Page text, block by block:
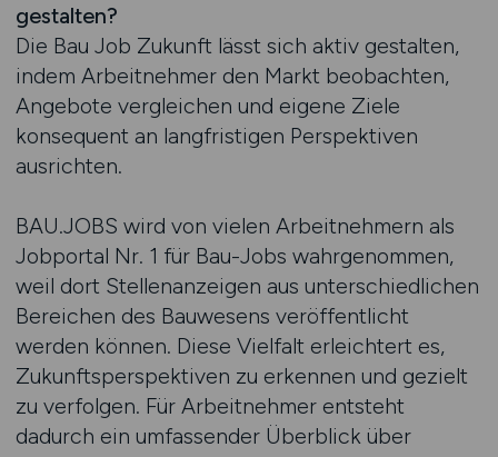
gestalten?
Die Bau Job Zukunft lässt sich aktiv gestalten,
indem Arbeitnehmer den Markt beobachten,
Angebote vergleichen und eigene Ziele
konsequent an langfristigen Perspektiven
ausrichten.
BAU.JOBS wird von vielen Arbeitnehmern als
Jobportal Nr. 1 für Bau-Jobs wahrgenommen,
weil dort Stellenanzeigen aus unterschiedlichen
Bereichen des Bauwesens veröffentlicht
werden können. Diese Vielfalt erleichtert es,
Zukunftsperspektiven zu erkennen und gezielt
zu verfolgen. Für Arbeitnehmer entsteht
dadurch ein umfassender Überblick über